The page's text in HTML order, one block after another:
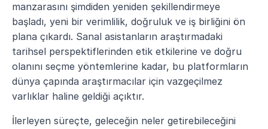
manzarasını şimdiden yeniden şekillendirmeye
başladı, yeni bir verimlilik, doğruluk ve iş birliğini ön
plana çıkardı. Sanal asistanların araştırmadaki
tarihsel perspektiflerinden etik etkilerine ve doğru
olanını seçme yöntemlerine kadar, bu platformların
dünya çapında araştırmacılar için vazgeçilmez
varlıklar haline geldiği açıktır.
İlerleyen süreçte, geleceğin neler getirebileceğini